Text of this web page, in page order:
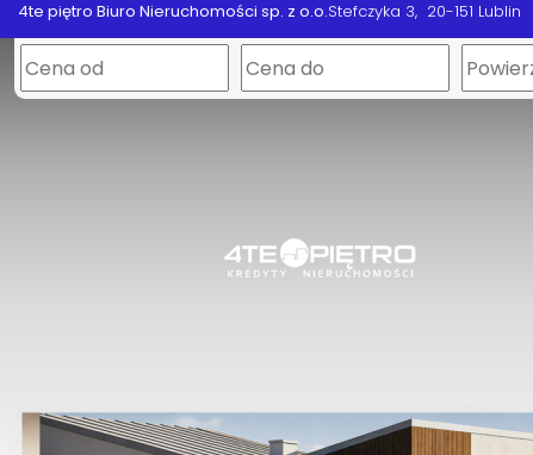
4te piętro Biuro Nieruchomości sp. z o.o.Stefczyka 3 20-151 Lublin